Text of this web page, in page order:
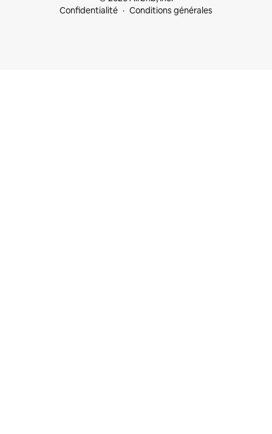
Confidentialité
Conditions générales